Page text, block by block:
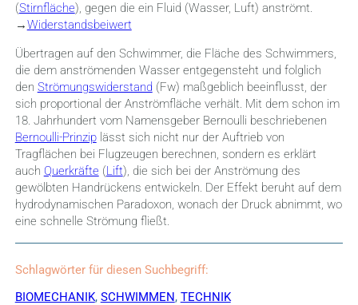
(Stirnfläche), gegen die ein Fluid (Wasser, Luft) anströmt.
→Widerstandsbeiwert
Übertragen auf den Schwimmer, die Fläche des Schwimmers,
die dem anströmenden Wasser entgegensteht und folglich
den Strömungswiderstand (Fw) maßgeblich beeinflusst, der
sich proportional der Anströmfläche verhält. Mit dem schon im
18. Jahrhundert vom Namensgeber Bernoulli beschriebenen
Bernoulli-Prinziplässt sich nicht nur der Auftrieb von
Tragflächen bei Flugzeugen berechnen, sondern es erklärt
auch Querkräfte (Lift), die sich bei der Anströmung des
gewölbten Handrückens entwickeln. Der Effekt beruht auf dem
hydrodynamischen Paradoxon, wonach der Druck abnimmt, wo
eine schnelle Strömung fließt.
Schlagwörter für diesen Suchbegriff:
BIOMECHANIK, SCHWIMMEN, TECHNIK